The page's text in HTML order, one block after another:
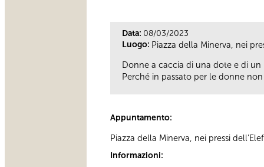
Data: 08/03/2023
Luogo: Piazza della Minerva, nei
Donne a caccia di una dote e di un
Perché in passato per le donne
Appuntamento:
Piazza della Minerva, nei pressi
Informazioni: